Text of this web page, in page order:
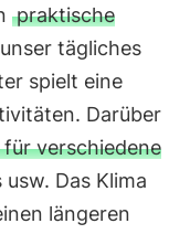
praktische
tägliches
spielt eine
Darüber
verschiedene
Das Klima
längeren